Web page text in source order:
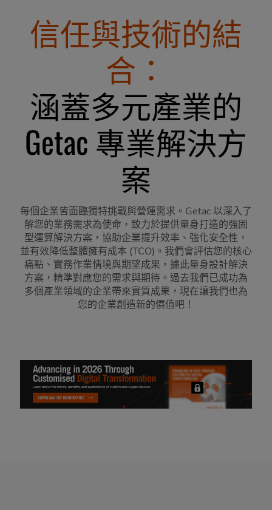
信任與技術的結
合：
涵蓋多元產業的
Getac 專業解決方
案
每個企業皆面臨獨特挑戰與營運需求。Getac 以深入了
解您的業務需求為使命，致力於提供量身打造的強固
型運算解決方案，協助企業提升效率、強化安全性，
並有效降低整體擁有成本 (TCO)。我們會評估您的核心
痛點、實務作業情境與期望成果，據此量身設計解決
方案，精準對應您的需求與期待。過去我們已成功為
多個產業領域的企業帶來實質成果，現在讓我們也為
您的企業創造新的價值吧！